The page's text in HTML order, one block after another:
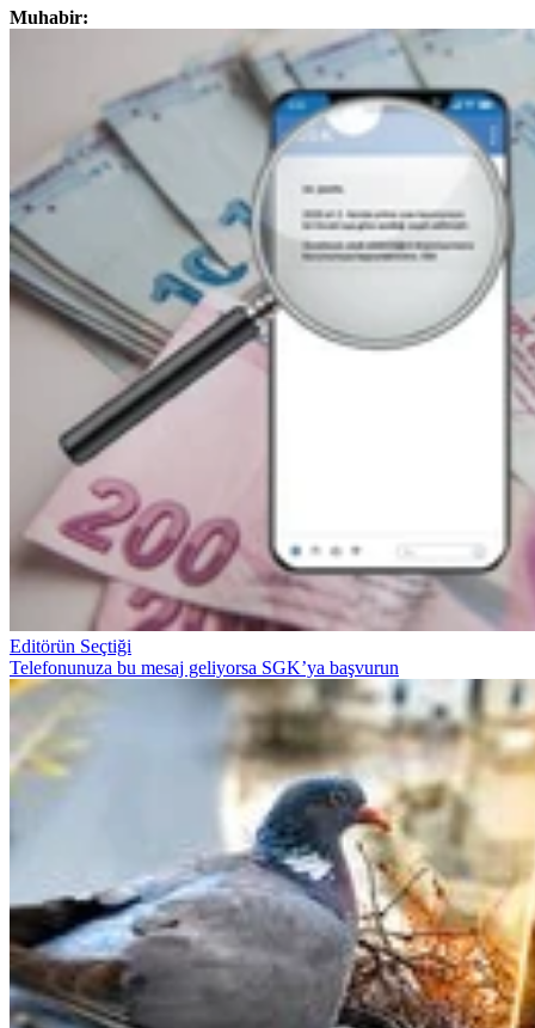
Muhabir:
Editörün Seçtiği
Telefonunuza bu mesaj geliyorsa SGK’ya başvurun